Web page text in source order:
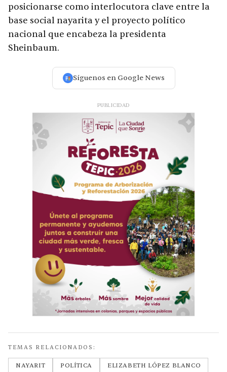
posicionarse como interlocutora clave entre la
base social nayarita y el proyecto político
nacional que encabeza la presidenta
Sheinbaum.
Síguenos en Google News
PUBLICIDAD
TEMAS RELACIONADOS:
NAYARIT POLÍTICA
ELIZABETH LÓPEZ BLANCO